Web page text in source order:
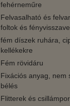
fehérneműre
Felvasalható és
foltok és
fém díszek ruhára,
kellékekre
Fém rövidáru
Fixációs anyag, nem
bélés
Flitterek és